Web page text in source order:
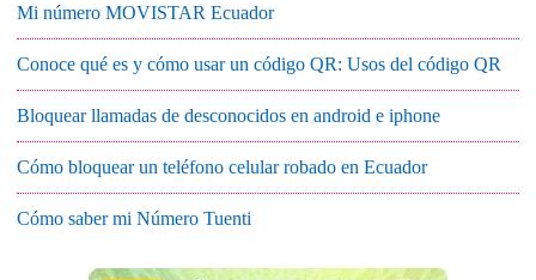
Mi número MOVISTAR Ecuador
Conoce qué es y cómo usar un código QR: Usos del código QR
Bloquear llamadas de desconocidos en android e iphone
Cómo bloquear un teléfono celular robado en Ecuador
Cómo saber mi Número Tuenti